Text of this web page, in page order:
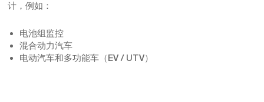
计，例如：
电池组监控
混合动力汽车
电动汽车和多功能车（EV / UTV）